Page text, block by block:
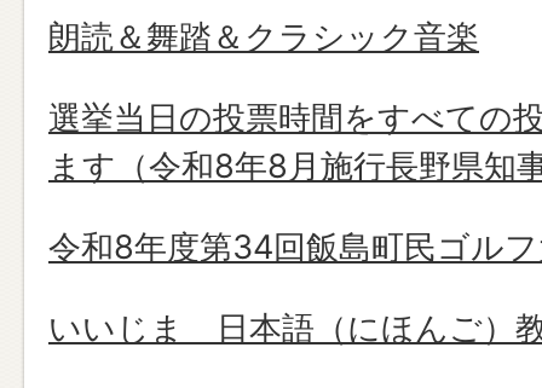
朗読＆舞踏＆クラシック音楽
選挙当日の投票時間をすべての
ます（令和8年8月施行長野県知
令和8年度第34回飯島町民ゴル
いいじま 日本語（にほんご）